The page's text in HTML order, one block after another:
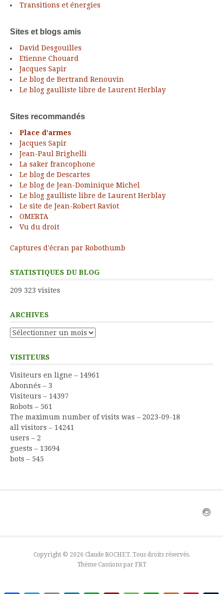
Transitions et énergies
Sites et blogs amis
David Desgouilles
Etienne Chouard
Jacques Sapir
Le blog de Bertrand Renouvin
Le blog gaulliste libre de Laurent Herblay
Sites recommandés
Place d’armes
Jacques Sapir
Jean-Paul Brighelli
La saker francophone
Le blog de Descartes
Le blog de Jean-Dominique Michel
Le blog gaulliste libre de Laurent Herblay
Le site de Jean-Robert Raviot
OMERTA
Vu du droit
Captures d'écran par Robothumb
STATISTIQUES DU BLOG
209 323 visites
ARCHIVES
Archives
VISITEURS
Visiteurs en ligne – 14961
Abonnés – 3
Visiteurs – 14397
Robots – 561
The maximum number of visits was – 2023-09-18
all visitors – 14241
users – 2
guests – 13694
bots – 545
Copyright © 2026 Claude ROCHET. Tous droits réservés.
Thème Cassions par FRT